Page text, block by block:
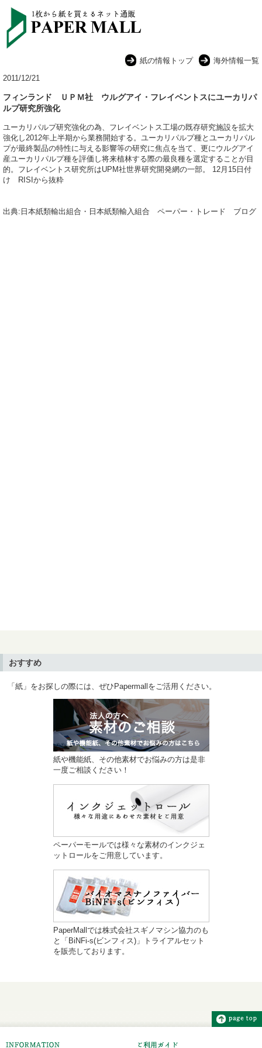
紙の情報トップ
海外情報一覧
2011/12/21
フィンランド ＵＰＭ社 ウルグアイ・フレイベントスにユーカリパ
ルプ研究所強化
ユーカリパルプ研究強化の為、フレイベントス工場の既存研究施設を拡大
強化し2012年上半期から業務開始する。ユーカリパルプ種とユーカリパル
プが最終製品の特性に与える影響等の研究に焦点を当て、更にウルグアイ
産ユーカリパルプ種を評価し将来植林する際の最良種を選定することが目
的。フレイベントス研究所はUPM社世界研究開発網の一部。 12月15日付
け RISIから抜粋
出典:日本紙類輸出組合・日本紙類輸入組合 ペーパー・トレード ブログ
おすすめ
「紙」をお探しの際には、ぜひPapermallをご活用ください。
紙や機能紙、その他素材でお悩みの方は是非
一度ご相談ください！
ペーパーモールでは様々な素材のインクジェ
ットロールをご用意しています。
PaperMallでは株式会社スギノマシン協力のも
と「BiNFi-s(ビンフィス)」トライアルセット
を販売しております。